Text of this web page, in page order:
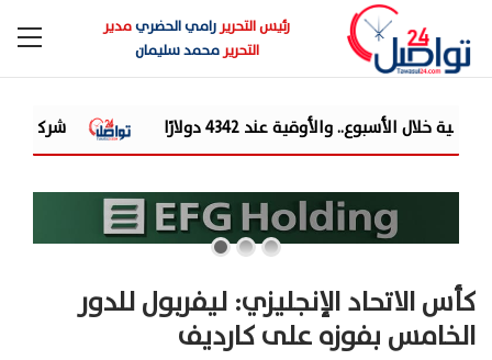
رئيس التحريررامي الحضريمدير
التحريرمحمد سليمان
شركة «Liberty Developments» تطلق أولى فعالياتها الترفيهية بمشروع «AT» في حفل ضخم للميجا ستار أحمد سع...
كأس الاتحاد الإنجليزي: ليفربول للدور
الخامس بفوزه على كارديف